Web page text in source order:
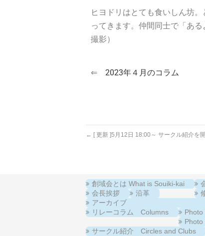
ヒヨドリはとても食いしん坊
ってきます。仲間同士で「あ
撮影）
⇐ 2023年４月のコラム
← [ 更新 ]5月12日 18:00～ サークル紹介を
創域会とは What is Souiki-kai
会長挨拶
沿革
アーカイブ
リレーコラム Columns
Photo
Photo
サークル紹介 Circles and Clubs